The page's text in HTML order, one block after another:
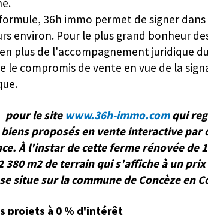
36h immo permet de signer dans
environ. Pour le plus grand bonheur
plus de l'accompagnement juridique
le compromis de vente en vue de la
pour le site www.36h-immo.comqui
proposés en vente interactive par
À l'instar de cette ferme rénovée de
380 m2 de terrain qui s'affiche à un
situe sur la commune de Concèze en